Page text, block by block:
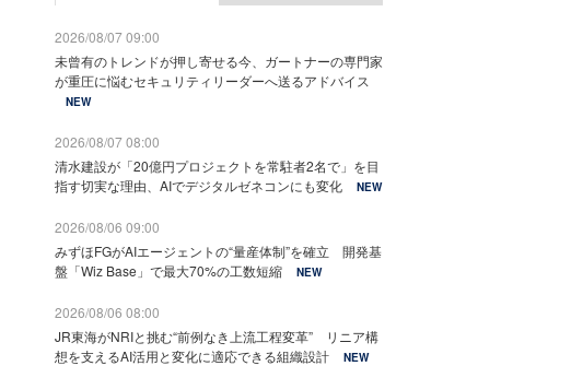
2026/08/07 09:00
未曾有のトレンドが押し寄せる今、ガートナーの専門家
が重圧に悩むセキュリティリーダーへ送るアドバイス
NEW
2026/08/07 08:00
清水建設が「20億円プロジェクトを常駐者2名で」を目
指す切実な理由、AIでデジタルゼネコンにも変化
NEW
2026/08/06 09:00
みずほFGがAIエージェントの“量産体制”を確立 開発基
盤「Wiz Base」で最大70%の工数短縮
NEW
2026/08/06 08:00
JR東海がNRIと挑む“前例なき上流工程変革” リニア構
想を支えるAI活用と変化に適応できる組織設計
NEW